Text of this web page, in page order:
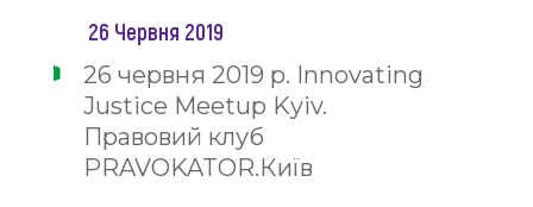
26 Червня 2019
26 червня 2019 р. Innоvating
Justice Meetup Kyiv.
Правовий клуб
PRAVOKATOR.Київ